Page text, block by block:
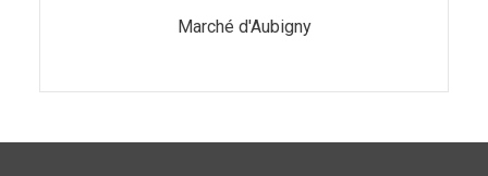
Marché d'Aubigny